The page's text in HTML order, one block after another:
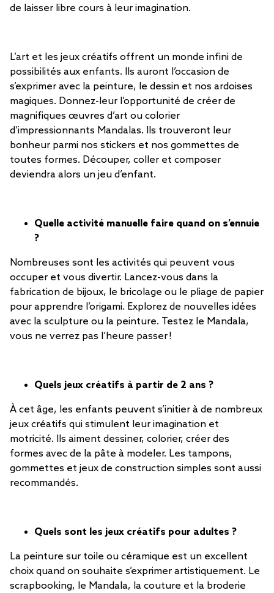
de laisser libre cours à leur imagination.
L’art et les jeux créatifs offrent un monde infini de
possibilités aux enfants. Ils auront l’occasion de
s’exprimer avec la peinture, le dessin et nos ardoises
magiques. Donnez-leur l’opportunité de créer de
magnifiques œuvres d’art ou colorier
d’impressionnants Mandalas. Ils trouveront leur
bonheur parmi nos stickers et nos gommettes de
toutes formes. Découper, coller et composer
deviendra alors un jeu d’enfant.
Quelle activité manuelle faire quand on s’ennuie
?
Nombreuses sont les activités qui peuvent vous
occuper et vous divertir. Lancez-vous dans la
fabrication de bijoux, le bricolage ou le pliage de papier
pour apprendre l’origami. Explorez de nouvelles idées
avec la sculpture ou la peinture. Testez le Mandala,
vous ne verrez pas l’heure passer !
Quels jeux créatifs à partir de 2 ans ?
À cet âge, les enfants peuvent s’initier à de nombreux
jeux créatifs qui stimulent leur imagination et
motricité. Ils aiment dessiner, colorier, créer des
formes avec de la pâte à modeler. Les tampons,
gommettes et jeux de construction simples sont aussi
recommandés.
Quels sont les jeux créatifs pour adultes ?
La peinture sur toile ou céramique est un excellent
choix quand on souhaite s’exprimer artistiquement. Le
scrapbooking, le Mandala, la couture et la broderie